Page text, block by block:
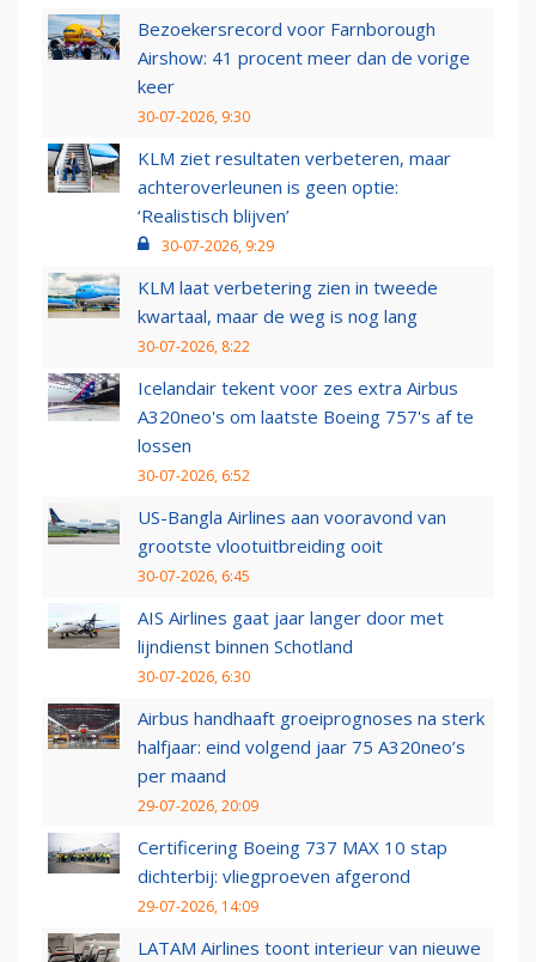
Bezoekersrecord voor Farnborough
Airshow: 41 procent meer dan de vorige
keer
30-07-2026, 9:30
KLM ziet resultaten verbeteren, maar
achteroverleunen is geen optie:
‘Realistisch blijven’
30-07-2026, 9:29
KLM laat verbetering zien in tweede
kwartaal, maar de weg is nog lang
30-07-2026, 8:22
Icelandair tekent voor zes extra Airbus
A320neo's om laatste Boeing 757's af te
lossen
30-07-2026, 6:52
US-Bangla Airlines aan vooravond van
grootste vlootuitbreiding ooit
30-07-2026, 6:45
AIS Airlines gaat jaar langer door met
lijndienst binnen Schotland
30-07-2026, 6:30
Airbus handhaaft groeiprognoses na sterk
halfjaar: eind volgend jaar 75 A320neo’s
per maand
29-07-2026, 20:09
Certificering Boeing 737 MAX 10 stap
dichterbij: vliegproeven afgerond
29-07-2026, 14:09
LATAM Airlines toont interieur van nieuwe